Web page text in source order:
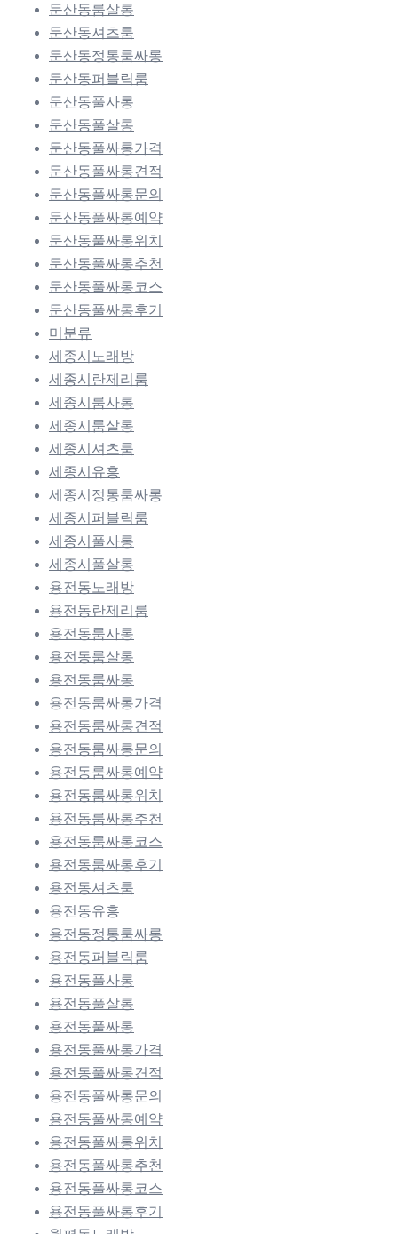
둔산동룸살롱
둔산동셔츠룸
둔산동정통룸싸롱
둔산동퍼블릭룸
둔산동풀사롱
둔산동풀살롱
둔산동풀싸롱가격
둔산동풀싸롱견적
둔산동풀싸롱문의
둔산동풀싸롱예약
둔산동풀싸롱위치
둔산동풀싸롱추천
둔산동풀싸롱코스
둔산동풀싸롱후기
미분류
세종시노래방
세종시란제리룸
세종시룸사롱
세종시룸살롱
세종시셔츠룸
세종시유흥
세종시정통룸싸롱
세종시퍼블릭룸
세종시풀사롱
세종시풀살롱
용전동노래방
용전동란제리룸
용전동룸사롱
용전동룸살롱
용전동룸싸롱
용전동룸싸롱가격
용전동룸싸롱견적
용전동룸싸롱문의
용전동룸싸롱예약
용전동룸싸롱위치
용전동룸싸롱추천
용전동룸싸롱코스
용전동룸싸롱후기
용전동셔츠룸
용전동유흥
용전동정통룸싸롱
용전동퍼블릭룸
용전동풀사롱
용전동풀살롱
용전동풀싸롱
용전동풀싸롱가격
용전동풀싸롱견적
용전동풀싸롱문의
용전동풀싸롱예약
용전동풀싸롱위치
용전동풀싸롱추천
용전동풀싸롱코스
용전동풀싸롱후기